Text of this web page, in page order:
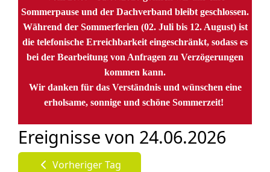
Sommerpause und der Dachverband bleibt geschlossen.
Während der Sommerferien (02. Juli bis 12. August) ist
die telefonische Erreichbarkeit eingeschränkt, sodass es
bei der Bearbeitung von Anfragen zu Verzögerungen
kommen kann.
Wir danken für das Verständnis und wünschen eine
erholsame, sonnige und schöne Sommerzeit!
Ereignisse von 24.06.2026
Vorheriger Tag